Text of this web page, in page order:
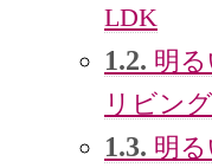
LDK
1.2. 明
リビン
1.3. 明